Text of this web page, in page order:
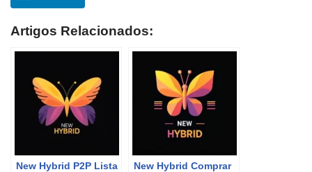
Artigos Relacionados:
New Hybrid P2P Lista
New Hybrid Comprar